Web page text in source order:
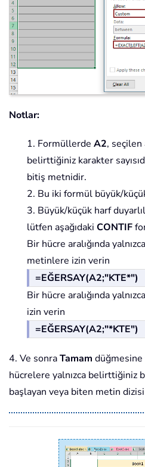
Notlar:
1. Formüllerde A2, seçilen
belirttiğiniz karakter
bitiş metnidir.
2. Bu iki formül büyük/
3. Büyük/küçük harf
lütfen aşağıdaki CONTIF
Bir hücre aralığında
metinlere izin verin
=EĞERSAY(A2;"KTE*")
Bir hücre aralığında
izin verin
=EĞERSAY(A2;"*KTE")
4. Ve sonraTamam düğmesine
hücrelere yalnızca belirttiğiniz
başlayan veya biten metin